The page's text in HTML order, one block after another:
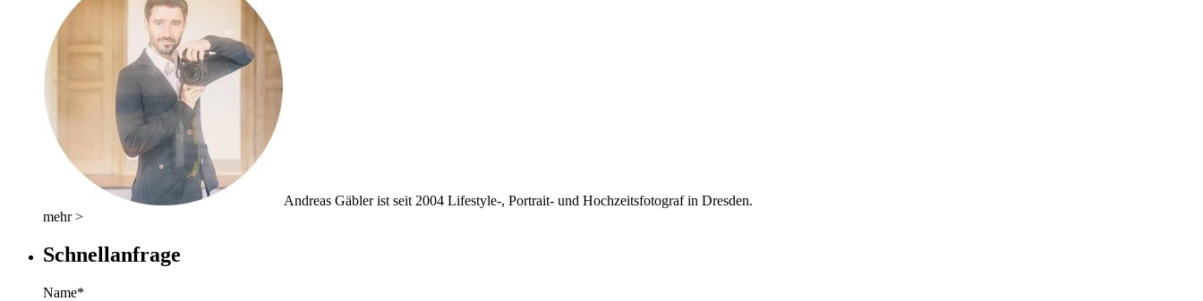
Andreas Gäbler ist seit 2004 Lifestyle-, Portrait- und Hochzeitsfotograf in Dresden.
mehr >
Schnellanfrage
Name*